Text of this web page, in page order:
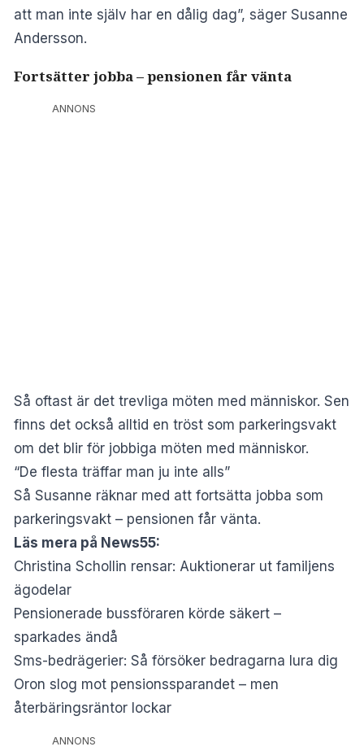
att man inte själv har en dålig dag”, säger Susanne
Andersson.
Fortsätter jobba – pensionen får vänta
ANNONS
Så oftast är det trevliga möten med människor. Sen
finns det också alltid en tröst som parkeringsvakt
om det blir för jobbiga möten med människor.
“De flesta träffar man ju inte alls”
Så Susanne räknar med att fortsätta jobba som
parkeringsvakt – pensionen får vänta.
Läs mera på News55:
Christina Schollin rensar: Auktionerar ut familjens
ägodelar
Pensionerade bussföraren körde säkert –
sparkades ändå
Sms-bedrägerier: Så försöker bedragarna lura dig
Oron slog mot pensionssparandet – men
återbäringsräntor lockar
ANNONS